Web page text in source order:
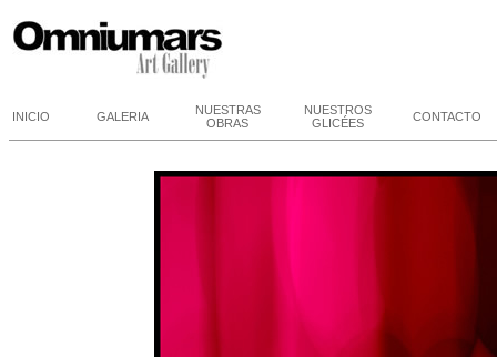
INICIO GALERIA
NUESTRAS
OBRAS
NUESTROS
GLICÉES
CONTACTO